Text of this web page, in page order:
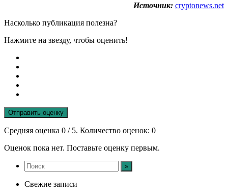
Источник: cryptonews.net
Насколько публикация полезна?
Нажмите на звезду, чтобы оценить!
Отправить оценку
Средняя оценка 0 / 5. Количество оценок: 0
Оценок пока нет. Поставьте оценку первым.
Свежие записи